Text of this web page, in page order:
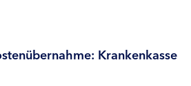
Krankenkasse